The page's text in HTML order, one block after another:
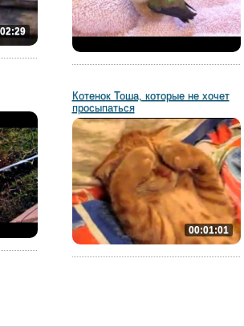
Котенок Тоша, которые не хочет
просыпаться
00:01:01